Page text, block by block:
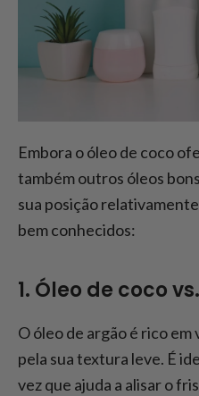
Embora o óleo de coco
também outros óleos
sua posição
bem conhecidos:
1. Óleo de coco
O óleo de argão é rico
pela sua textura leve. É
vez que ajuda a alisar o